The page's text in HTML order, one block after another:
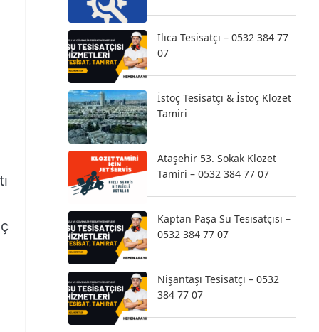
Ilıca Tesisatçı – 0532 384 77
07
İstoç Tesisatçı & İstoç Klozet
Tamiri
Ataşehir 53. Sokak Klozet
Tamiri – 0532 384 77 07
Kaptan Paşa Su Tesisatçısı –
0532 384 77 07
Nişantaşı Tesisatçı – 0532
384 77 07